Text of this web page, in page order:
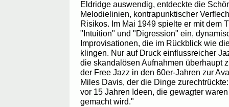
Eldridge auswendig, entdeckte die
Melodielinien, kontrapunktischer
Risikos. Im Mai 1949 spielte er mit dem
"Intuition" und "Digression" ein,
Improvisationen, die im Rückblick wie
klingen. Nur auf Druck einflussreicher
die skandalösen Aufnahmen überhaupt
der Free Jazz in den 60er-Jahren zur
Miles Davis, der die Dinge
vor 15 Jahren Ideen, die gewagter
gemacht wird."